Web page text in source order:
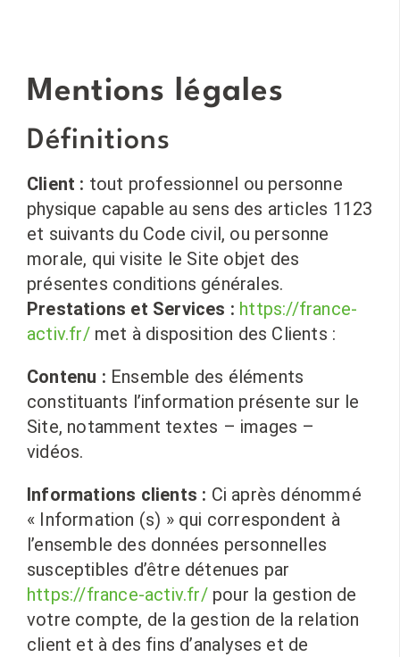
Mentions légales
Définitions
Client : tout professionnel ou personne
physique capable au sens des articles 1123
et suivants du Code civil, ou personne
morale, qui visite le Site objet des
présentes conditions générales.
Prestations et Services : https://france-
activ.fr/met à disposition des Clients :
Contenu : Ensemble des éléments
constituants l’information présente sur le
Site, notamment textes – images –
vidéos.
Informations clients : Ci après dénommé
« Information (s) » qui correspondent à
l’ensemble des données personnelles
susceptibles d’être détenues par
https://france-activ.fr/pour la gestion de
votre compte, de la gestion de la relation
client et à des fins d’analyses et de